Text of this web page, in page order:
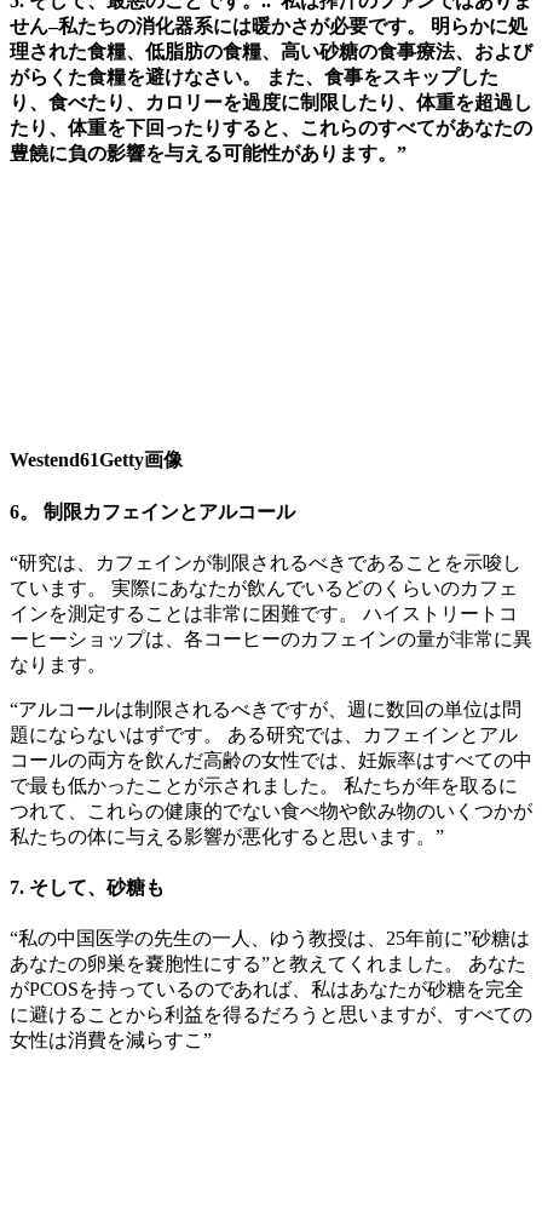
せん–私たちの消化器系には暖かさが必要です。 明らかに処
理された食糧、低脂肪の食糧、高い砂糖の食事療法、および
がらくた食糧を避けなさい。 また、食事をスキップした
り、食べたり、カロリーを過度に制限したり、体重を超過し
たり、体重を下回ったりすると、これらのすべてがあなたの
豊饒に負の影響を与える可能性があります。”
Westend61Getty画像
6。 制限カフェインとアルコール
“研究は、カフェインが制限されるべきであることを示唆し
ています。 実際にあなたが飲んでいるどのくらいのカフェ
インを測定することは非常に困難です。 ハイストリートコ
ーヒーショップは、各コーヒーのカフェインの量が非常に異
なります。
“アルコールは制限されるべきですが、週に数回の単位は問
題にならないはずです。 ある研究では、カフェインとアル
コールの両方を飲んだ高齢の女性では、妊娠率はすべての中
で最も低かったことが示されました。 私たちが年を取るに
つれて、これらの健康的でない食べ物や飲み物のいくつかが
私たちの体に与える影響が悪化すると思います。”
7. そして、砂糖も
“私の中国医学の先生の一人、ゆう教授は、25年前に”砂糖は
あなたの卵巣を嚢胞性にする”と教えてくれました。 あなた
がPCOSを持っているのであれば、私はあなたが砂糖を完全
に避けることから利益を得るだろうと思いますが、すべての
女性は消費を減らすこ”